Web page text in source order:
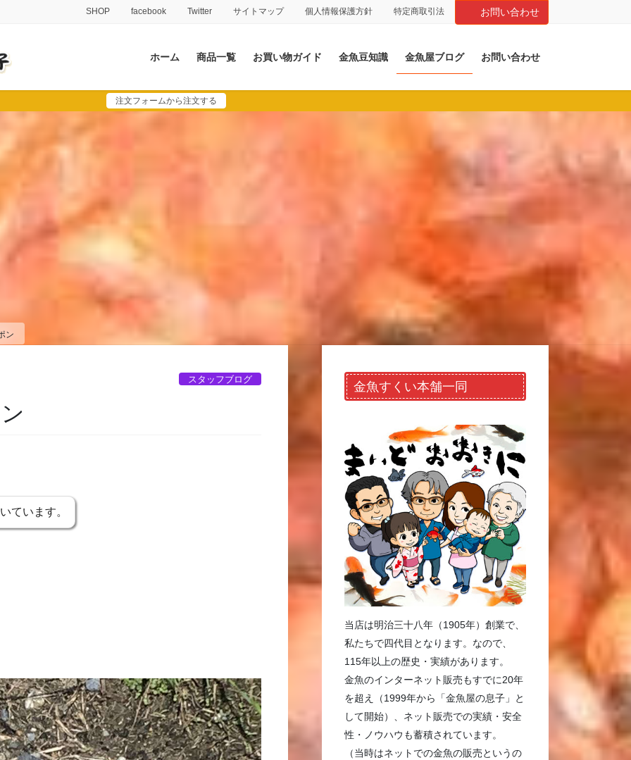
SHOP facebook Twitter サイトマップ 個人情報保護方針 特定商取引法 お問い合わせ
ホーム 商品一覧 お買い物ガイド 金魚豆知識 金魚屋ブログ お問い合わせ
注文フォームから注文する
ン
スタッフブログ
ています。
金魚すくい本舗一同
当店は明治三十八年（1905年）創業で、
私たちで四代目となります。なので、
115年以上の歴史・実績があります。
金魚のインターネット販売もすでに20年
を超え（1999年から「金魚屋の息子」と
して開始）、ネット販売での実績・安全
性・ノウハウも蓄積されています。
（当時はネットでの金魚の販売というの